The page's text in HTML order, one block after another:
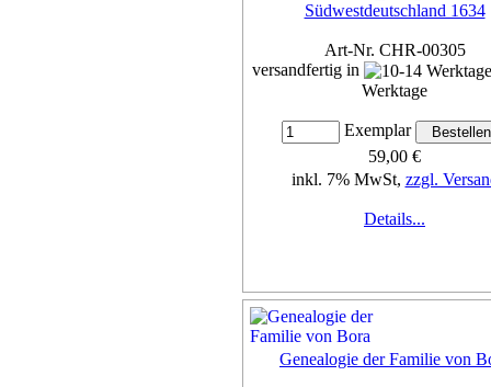
Südwestdeutschland 1634
Art-Nr. CHR-00305
versandfertig in
Werktage
Exemplar
59,00 €
inkl. 7% MwSt, zzgl.
Details...
Genealogie der Familie von